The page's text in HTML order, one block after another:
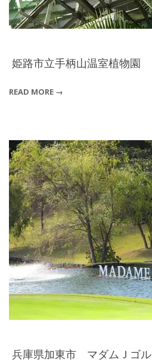
姫路市立手柄山温室植物園
04-
READ MORE →
兵庫県加東市 マダムＪゴ